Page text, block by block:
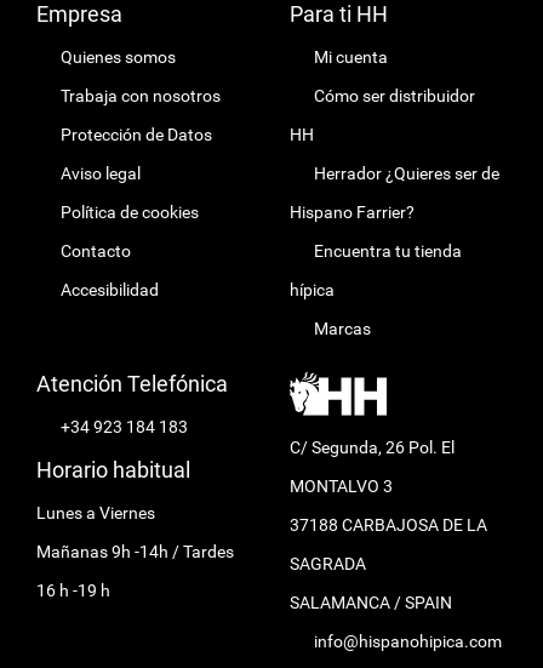
Empresa
Quienes somos
Trabaja con nosotros
Protección de Datos
Aviso legal
Política de cookies
Contacto
Accesibilidad
Para ti HH
Mi cuenta
Cómo ser distribuidor
HH
Herrador ¿Quieres ser de
Hispano Farrier?
Encuentra tu tienda
hípica
Marcas
Atención Telefónica
+34 923 184 183
Horario habitual
Lunes a Viernes
Mañanas 9h -14h / Tardes
16 h -19 h
C/ Segunda, 26 Pol. El
MONTALVO 3
37188 CARBAJOSA DE LA
SAGRADA
SALAMANCA / SPAIN
info@hispanohipica.com